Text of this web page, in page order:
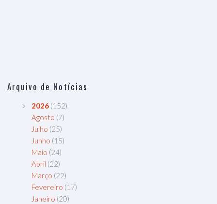
Arquivo de Notícias
2026 (152)
Agosto (7)
Julho (25)
Junho (15)
Maio (24)
Abril (22)
Março (22)
Fevereiro (17)
Janeiro (20)